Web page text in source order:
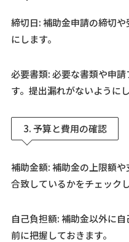
締切日: 補助金申請の締切
にします。
必要書類: 必要な書類や申
す。提出漏れがないように
3. 予算と費用の確認
補助金額: 補助金の上限額
合致しているかをチェックし
自己負担額: 補助金以外に
前に把握しておきます。